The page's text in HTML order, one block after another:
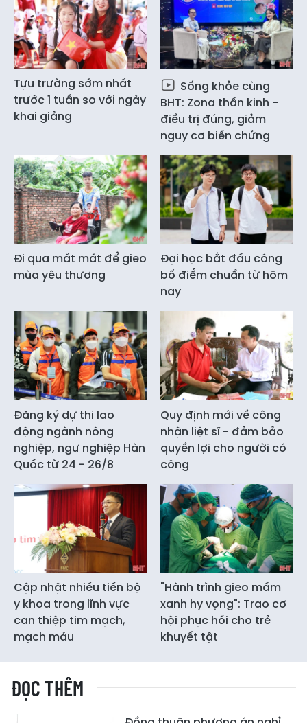
Tựu trường sớm nhất
trước 1 tuần so với ngày
khai giảng
Sống khỏe cùng
BHT: Zona thần kinh -
điều trị đúng, giảm
nguy cơ biến chứng
Đi qua mất mát để gieo
mùa yêu thương
Đại học bắt đầu công
bố điểm chuẩn từ hôm
nay
Đăng ký dự thi lao
động ngành nông
nghiệp, ngư nghiệp Hàn
Quốc từ 24 - 26/8
Quy định mới về công
nhận liệt sĩ - đảm bảo
quyền lợi cho người có
công
Cập nhật nhiều tiến bộ
y khoa trong lĩnh vực
can thiệp tim mạch,
mạch máu
"Hành trình gieo mầm
xanh hy vọng": Trao cơ
hội phục hồi cho trẻ
khuyết tật
ĐỌC THÊM